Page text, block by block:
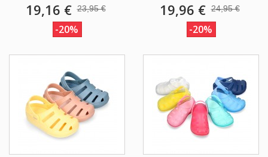
19,16 € 23,95 €
-20%
19,96 € 24,95 €
-20%